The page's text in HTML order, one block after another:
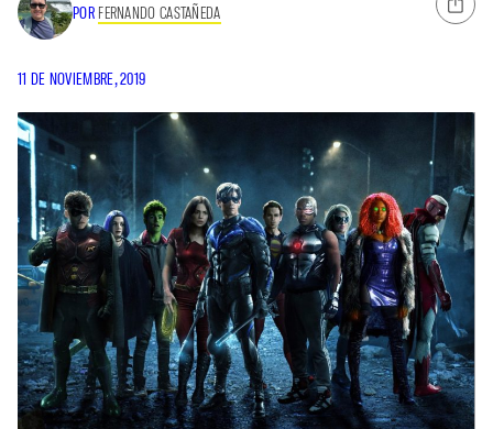
POR FERNANDO CASTAÑEDA
11 DE NOVIEMBRE, 2019